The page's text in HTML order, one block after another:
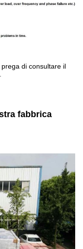
di consultare il
fabbrica